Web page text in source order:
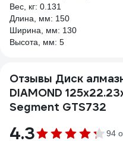
Вес, кг: 0.131
Длина, мм: 150
Ширина, мм: 130
Высота, мм: 5
Отзывы Диск
DIAMOND
Segment GTS732
4.3 94